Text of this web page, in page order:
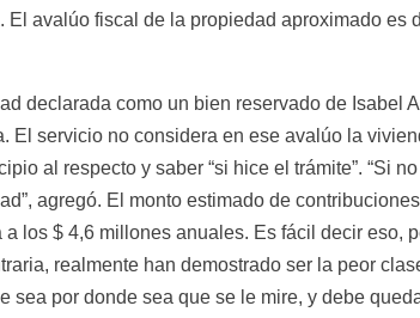
avalúo fiscal de la propiedad aproximado es
declarada como un bien reservado de Isabel
El servicio no considera en ese avalúo la
al respecto y saber “si hice el trámite”. “Si
agregó. El monto estimado de
los $ 4,6 millones anuales. Es fácil decir eso,
realmente han demostrado ser la peor
por donde sea que se le mire, y debe